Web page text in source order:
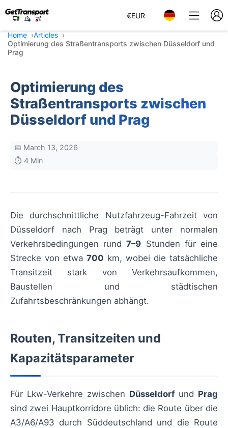
€EUR
Home
Articles
Optimierung des Straßentransports zwischen Düsseldorf und
Prag
Optimierung des
Straßentransports zwischen
Düsseldorf und Prag
📅 March 13, 2026
⏱️ 4 Min
Die durchschnittliche Nutzfahrzeug-Fahrzeit von
Düsseldorf nach Prag beträgt unter normalen
Verkehrsbedingungen rund7–9 Stunden für eine
Strecke von etwa 700 km, wobei die tatsächliche
Transitzeit stark von Verkehrsaufkommen,
Baustellen und städtischen
Zufahrtsbeschränkungen abhängt.
Routen, Transitzeiten und
Kapazitätsparameter
Für Lkw-Verkehre zwischen Düsseldorfund Prag
sind zwei Hauptkorridore üblich: die Route über die
A3/A6/A93 durch Süddeutschland und die Route